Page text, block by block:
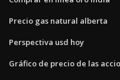
Precio gas natural alberta
Perspectiva usd hoy
Gráfico de precio de las